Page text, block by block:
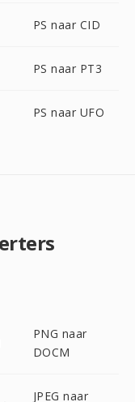
PS naar CID
PS naar PT3
PS naar UFO
PNG naar
DOCM
JPEG naar